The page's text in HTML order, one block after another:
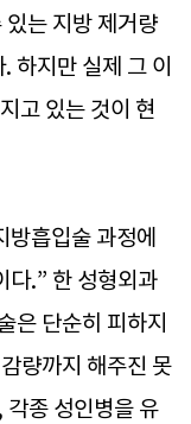
있는 지방 제거량
지만 실제 그 이
고 있는 것이 현
흡입술 과정에
다.” 한 성형외과
은 단순히 피하지
량까지 해주진 못
각종 성인병을 유